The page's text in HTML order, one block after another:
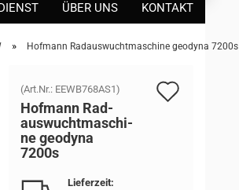
ÜBER UNS KONTAKT
» Hofmann Radauswuchtmaschine geodyna 7200s
(Art.Nr.: EEWB768AS1)
Hof­mann Rad­
aus­wucht­ma­schi­
ne geo­dy­na
7200s
Lieferzeit: